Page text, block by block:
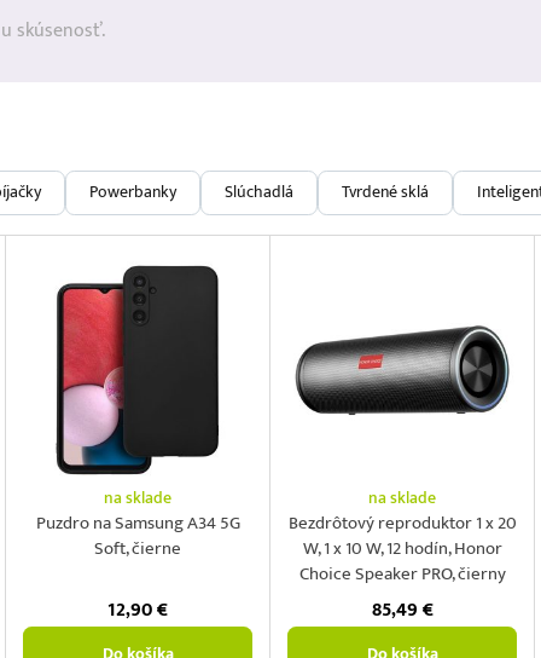
skúsenosť.
Powerbanky Slúchadlá Tvrdené sklá
na sklade
Puzdro na Samsung A34 5G
Soft, čierne
12,90€
na sklade
Bezdrôtový reproduktor 1 x 20
W, 1 x 10 W, 12 hodín, Honor
Choice Speaker PRO, čierny
85,49€